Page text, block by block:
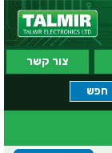
צור קשר